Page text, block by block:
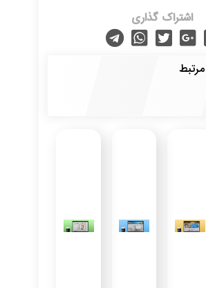
اشتراک گذاری